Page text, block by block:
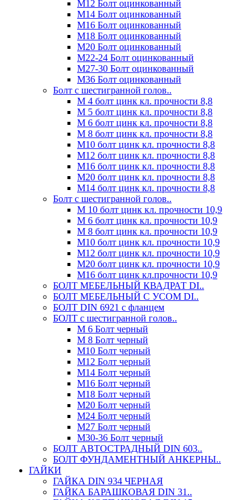
М12 Болт оцинкованный
М14 Болт оцинкованный
М16 Болт оцинкованный
М18 Болт оцинкованный
М20 Болт оцинкованный
М22-24 Болт оцинкованный
М27-30 Болт оцинкованный
М36 Болт оцинкованный
Болт с шестигранной голов..
М 4 болт цинк кл. прочности 8,8
М 5 болт цинк кл. прочности 8,8
М 6 болт цинк кл. прочности 8,8
М 8 болт цинк кл. прочности 8,8
М10 болт цинк кл. прочности 8,8
М12 болт цинк кл. прочности 8,8
М16 болт цинк кл. прочности 8,8
М20 болт цинк кл. прочности 8,8
М14 болт цинк кл. прочности 8,8
Болт с шестигранной голов..
М 10 болт цинк кл. прочности 10,9
М 6 болт цинк кл. прочности 10,9
М 8 болт цинк кл. прочности 10,9
М10 болт цинк кл. прочности 10,9
М12 болт цинк кл. прочности 10,9
М20 болт цинк кл. прочности 10,9
М16 болт цинк кл.прочности 10,9
БОЛТ МЕБЕЛЬНЫЙ КВАДРАТ DI..
БОЛТ МЕБЕЛЬНЫЙ С УСОМ DI..
БОЛТ DIN 6921 c фланцем
БОЛТ с шестигранной голов..
М 6 Болт черный
М 8 Болт черный
М10 Болт черный
М12 Болт черный
М14 Болт черный
М16 Болт черный
М18 Болт черный
М20 Болт черный
М24 Болт черный
М27 Болт черный
М30-36 Болт черный
БОЛТ АВТОСТРАДНЫЙ DIN 603..
БОЛТ ФУНДАМЕНТНЫЙ АНКЕРНЫ..
ГАЙКИ
ГАЙКА DIN 934 ЧЕРНАЯ
ГАЙКА БАРАШКОВАЯ DIN 31..